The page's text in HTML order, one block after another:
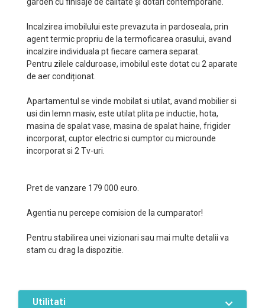
Incalzirea imobilului este prevazuta in pardoseala, prin
agent termic propriu de la termoficarea orasului, avand
incalzire individuala pt fiecare camera separat.
Pentru zilele calduroase, imobilul este dotat cu 2 aparate
de aer condiționat.
Apartamentul se vinde mobilat si utilat, avand mobilier si
usi din lemn masiv, este utilat plita pe inductie, hota,
masina de spalat vase, masina de spalat haine, frigider
incorporat, cuptor electric si cumptor cu microunde
incorporat si 2 Tv-uri.
Pret de vanzare 179 000 euro.
Agentia nu percepe comision de la cumparator!
Pentru stabilirea unei vizionari sau mai multe detalii va
stam cu drag la dispozitie.
Utilitati